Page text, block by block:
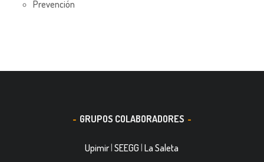
Prevención
GRUPOS COLABORADORES
Upimir|SEEGG |La Saleta